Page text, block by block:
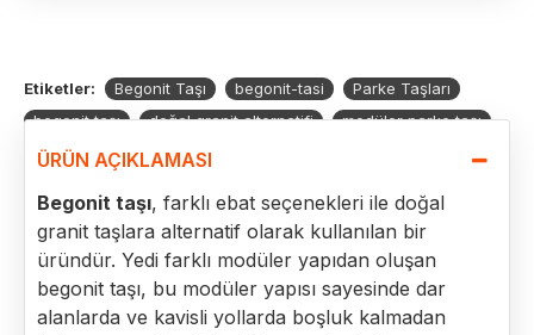
Etiketler: Begonit Taşı begonit-tasi
Parke Taşları
begonit taşı
doğal granit alternatifi
modüler parke taşı
kavisli yol döşeme taşı
boşluksuz döşeme parke
ÜRÜN AÇIKLAMASI
Begonit taşı, farklı ebat seçenekleri ile doğal
granit taşlara alternatif olarak kullanılan bir
üründür. Yedi farklı modüler yapıdan oluşan
begonit taşı, bu modüler yapısı sayesinde dar
alanlarda ve kavisli yollarda boşluk kalmadan